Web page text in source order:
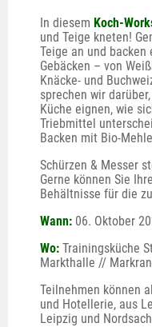
In diesem Koch-
und Teige kneten!
Teige an und backen
Gebäcken – von
Knäcke- und
sprechen wir
Küche eignen, wie
Triebmittel
Backen mit Bio-
Schürzen & Messer
Gerne können Sie
Behältnisse für die
Wann: 06. Oktober
Wo: Trainingsküche
Markthalle //
Teilnehmen können
und Hotellerie, aus
Leipzig und